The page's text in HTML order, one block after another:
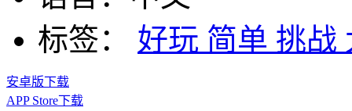
标签：
好玩 简单 挑战
安卓版下载
APP Store下载